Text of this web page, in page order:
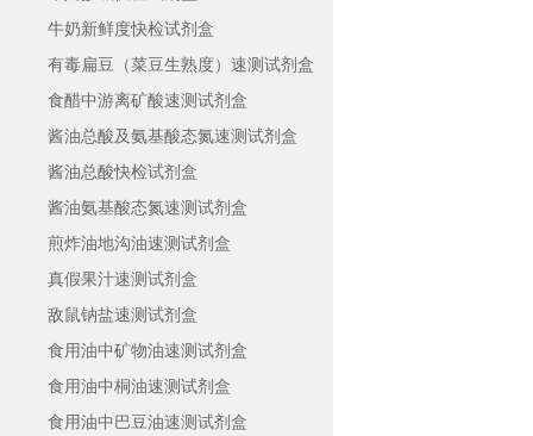
牛奶新鲜度快检试剂盒
有毒扁豆（菜豆生熟度）速测试剂盒
食醋中游离矿酸速测试剂盒
酱油总酸及氨基酸态氮速测试剂盒
酱油总酸快检试剂盒
酱油氨基酸态氮速测试剂盒
煎炸油地沟油速测试剂盒
真假果汁速测试剂盒
敌鼠钠盐速测试剂盒
食用油中矿物油速测试剂盒
食用油中桐油速测试剂盒
食用油中巴豆油速测试剂盒